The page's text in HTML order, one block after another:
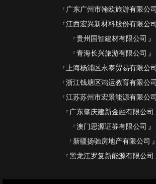
广东广州市翰欧旅游有限公司
江西宏兴新材料股份有限公司
贵州国智建材有限公司
青海长兴旅游有限公司
上海杨浦区永泰贸易有限公司
浙江钱塘区鸿运教育有限公司
江苏苏州市宏景能源有限公司
广东肇庆建新金融有限公司
澳门思源证券有限公司
新疆扬驰房地产有限公司
黑龙江罗复新能源有限公司